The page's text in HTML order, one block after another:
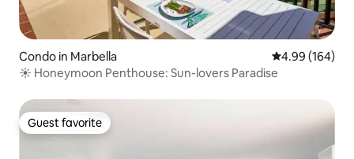
Condo in Marbella 4.99 out of 5
4.99 (164)
☀️ Honeymoon Penthouse: Sun-lovers Paradise
Guest favorite
Guest favorite